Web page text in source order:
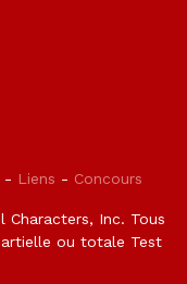
- Liens - Concours
Characters, Inc. Tous
ou totale Test